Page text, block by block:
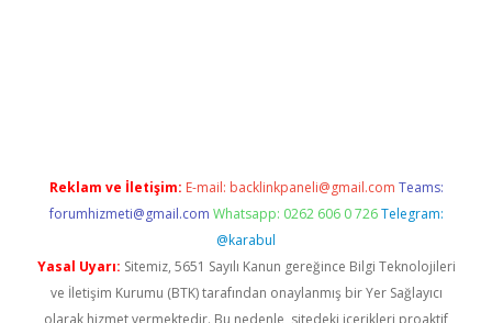
Reklam ve İletişim: E-mail: backlinkpaneli@gmail.com Teams:
forumhizmeti@gmail.com Whatsapp: 0262 606 0 726 Telegram:
@karabul
Yasal Uyarı: Sitemiz, 5651 Sayılı Kanun gereğince Bilgi Teknolojileri
ve İletişim Kurumu (BTK) tarafından onaylanmış bir Yer Sağlayıcı
olarak hizmet vermektedir. Bu nedenle, sitedeki içerikleri proaktif